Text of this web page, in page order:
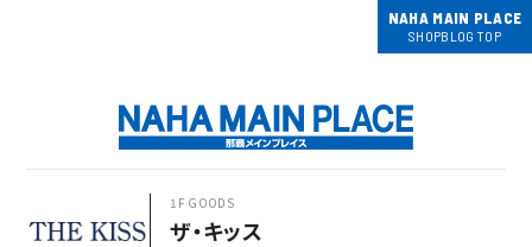
NAHA MAIN PLACE
SHOPBLOG TOP
1F GOODS
ザ・キッス